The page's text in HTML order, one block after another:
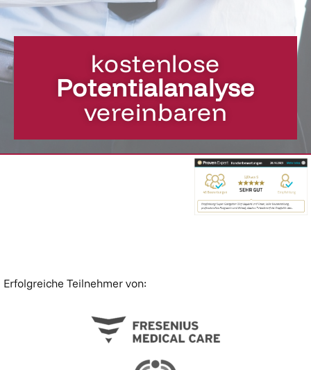
kostenlose
Potentialanalyse
vereinbaren
Erfolgreiche Teilnehmer von: